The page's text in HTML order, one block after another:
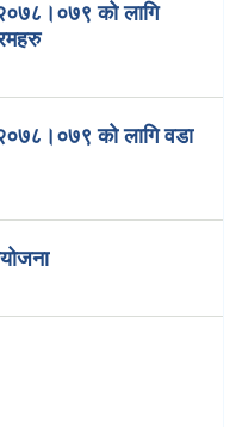
को लागि
को लागि वडा